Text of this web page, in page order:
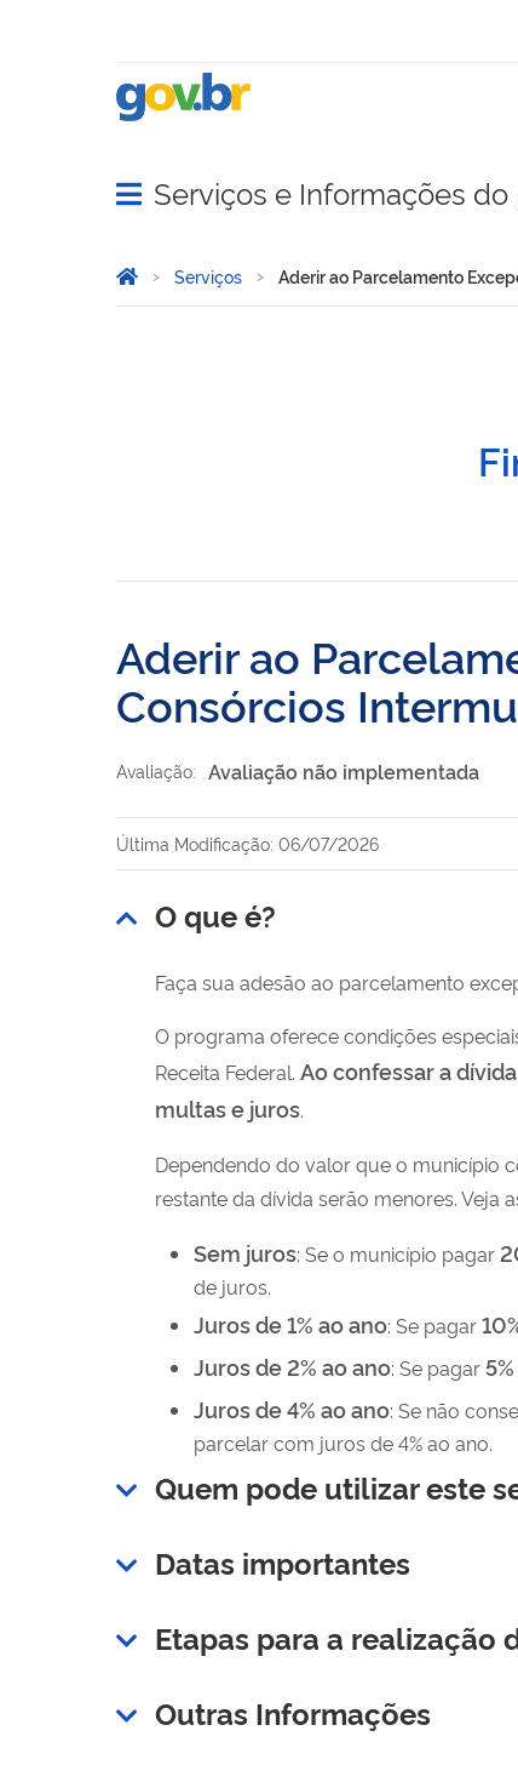
Abrir menu principal de navegação
Serviços e Informações do
Você está aqui:
Página Inicial
Serviços Aderir ao Parcelamento
Aderir ao
Consórcios
Avaliação: Avaliação não implementada
Última Modificação: 06/07/2026
O que é?
Faça sua adesão ao parcelamento
O programa oferece condições
Receita Federal. Ao confessar a dívida
multas e juros.
Dependendo do valor que o município
restante da dívida serão menores. Veja
Sem juros: Se o município pagar
de juros.
Juros de 1% ao ano: Se pagar
Juros de 2% ao ano: Se pagar
Juros de 4% ao ano: Se não
parcelar com juros de 4% ao ano.
Quem pode utilizar este
Datas importantes
Etapas para a realização
Outras Informações